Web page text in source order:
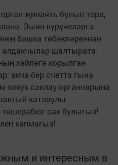
җинаять булып тора,
Зыян күрүчеләргә
башка төбәкләреннән
алдакчылар шалтырата.
хәйләгә корылган
акча бер счетта гына
хокук сак­лау органнарына
­катлаулы.
сак булыгыз!
капмагыз!
и интересным в